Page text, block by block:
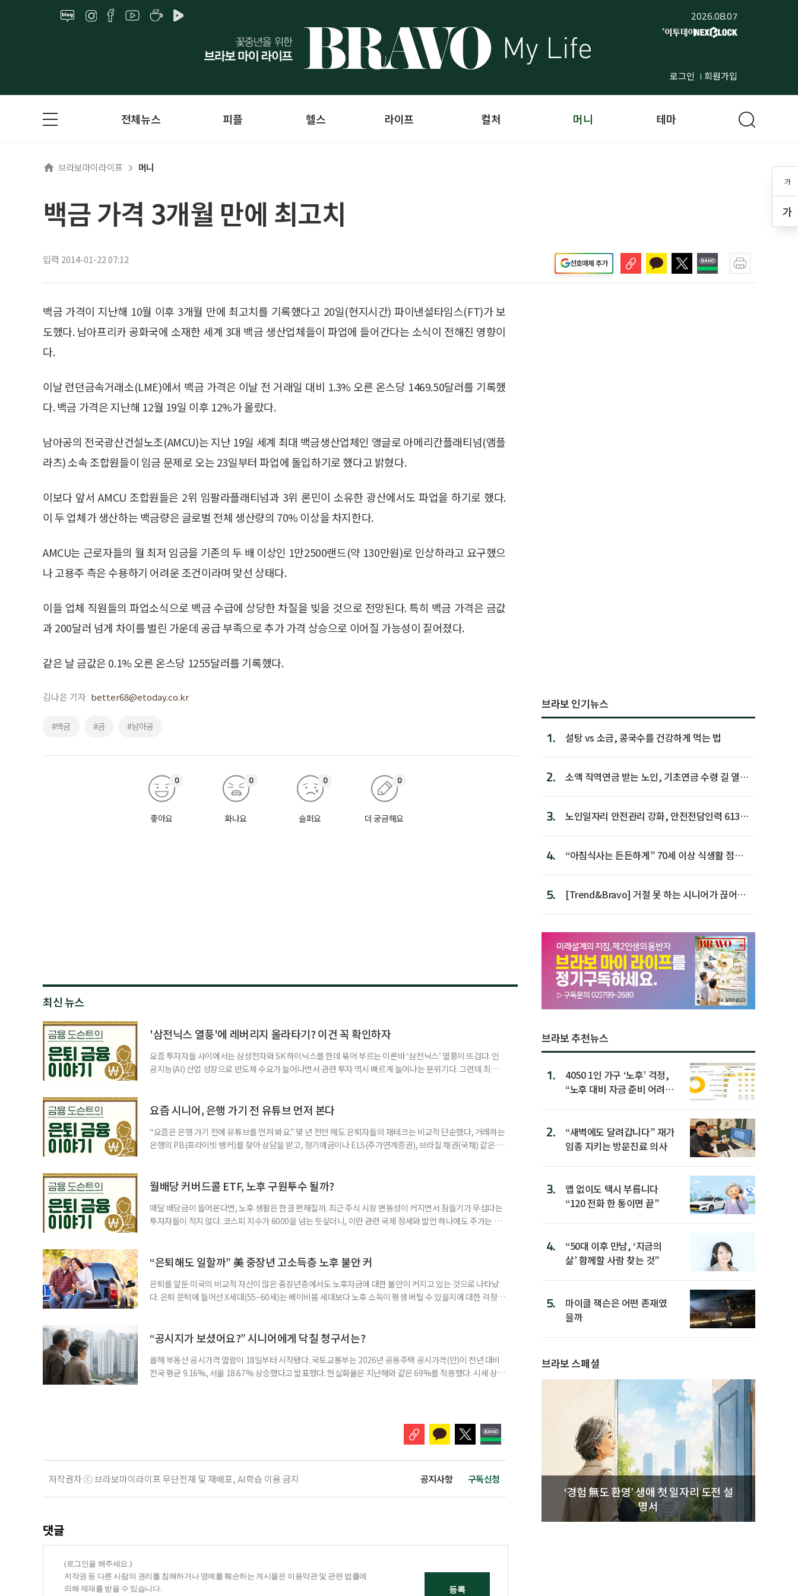
2026.08.07
로그인 회원가입
가
가
전체뉴스 피플 헬스 라이프 컬처 머니 테마
브라보마이라이프 머니
백금 가격 3개월 만에 최고치
입력 2014-01-22 07:12 선호매체 추가
백금 가격이 지난해 10월 이후 3개월 만에 최고치를 기록했다고 20일(현지시간) 파이낸셜타임스(FT)가 보
도했다. 남아프리카 공화국에 소재한 세계 3대 백금 생산업체들이 파업에 들어간다는 소식이 전해진 영향이
다.
이날 런던금속거래소(LME)에서 백금 가격은 이날 전 거래일 대비 1.3% 오른 온스당 1469.50달러를 기록했
다. 백금 가격은 지난해 12월 19일 이후 12%가 올랐다.
남아공의 전국광산건설노조(AMCU)는 지난 19일 세계 최대 백금생산업체인 앵글로 아메리칸플래티넘(앰플
라츠) 소속 조합원들이 임금 문제로 오는 23일부터 파업에 돌입하기로 했다고 밝혔다.
이보다 앞서 AMCU 조합원들은 2위 임팔라플래티넘과 3위 론민이 소유한 광산에서도 파업을 하기로 했다.
이 두 업체가 생산하는 백금량은 글로벌 전체 생산량의 70% 이상을 차지한다.
AMCU는 근로자들의 월 최저 임금을 기존의 두 배 이상인 1만2500랜드(약 130만원)로 인상하라고 요구했으
나 고용주 측은 수용하기 어려운 조건이라며 맞선 상태다.
이들 업체 직원들의 파업소식으로 백금 수급에 상당한 차질을 빚을 것으로 전망된다. 특히 백금 가격은 금값
과 200달러 넘게 차이를 벌린 가운데 공급 부족으로 추가 가격 상승으로 이어질 가능성이 짙어졌다.
같은 날 금값은 0.1% 오른 온스당 1255달러를 기록했다.
김나은 기자 better68@etoday.co.kr
#백금 #금 #남아공
좋아요
0
화나요
0
슬퍼요
0
더 궁금해요
0
최신 뉴스
'삼전닉스 열풍'에 레버리지 올라타기? 이건 꼭 확인하자
요즘 투자자들 사이에서는 삼성전자와 SK 하이닉스를 한데 묶어 부르는 이른바 ‘삼전닉스’ 열풍이 뜨겁다. 인
공지능(AI) 산업 성장으로 반도체 수요가 늘어나면서 관련 투자 역시 빠르게 늘어나는 분위기다. 그런데 최근
투자자라면 반드시 알아야 할 핵심 위험 요소를 짚어본다. 수익도 2배, 손실도 2배… 레버리지의 두 얼
요즘 시니어, 은행 가기 전 유튜브 먼저 본다
“요즘은 은행 가기 전에 유튜브를 먼저 봐요.” 몇 년 전만 해도 은퇴자들의 재테크는 비교적 단순했다, 거래하는
은행의 PB(프라이빗 뱅커)를 찾아 상담을 받고, 정기예금이나 ELS(주가연계증권), 브라질 채권(국채) 같은 고
브에서 정보를 서울에 사는 60대 A 씨는 최근 IRP(개인형퇴직연금) 계좌를 직접 손보기 시작했
월배당 커버드콜 ETF, 노후 구원투수 될까?
매달 배당금이 들어온다면, 노후 생활은 한결 편해질까. 최근 주식 시장 변동성이 커지면서 잠들기가 무섭다는
투자자들이 적지 않다. 코스피 지수가 6000을 넘는 듯싶더니, 이란 관련 국제 정세와 발언 하나에도 주가는 오
에서도 월배당 커버드콜 ETF는 은퇴자와 은퇴를 앞둔 이들에게 ‘매달 들어오는 돈’이라는 점에서 다시 주목
“은퇴해도 일할까” 美 중장년 고소득층 노후 불안 커
은퇴를 앞둔 미국의 비교적 자산이 많은 중장년층에서도 노후자금에 대한 불안이 커지고 있는 것으로 나타났
다. 은퇴 문턱에 들어선 X세대(55~60세)는 베이비붐 세대보다 노후 소득이 평생 버틸 수 있을지에 대한 걱정이
고 있다는 뜻으로 읽힌다. 지난 1일 미국의 은퇴보장 전문 보험·금융회사 글로벌애틀랜틱이 발표한 ‘
“공시지가 보셨어요?” 시니어에게 닥칠 청구서는?
올해 부동산 공시가격 열람이 18일부터 시작됐다. 국토교통부는 2026년 공동주택 공시가격(안)이 전년 대비
전국 평균 9.16%, 서울 18.67% 상승했다고 발표했다. 현실화율은 지난해와 같은 69%를 적용했다. 시세 상승
저작권자 ⓒ 브라보마이라이프 무단전재 및 재배포, AI학습 이용 금지 공지사항 구독신청
댓글
브라보 인기뉴스
1. 설탕 vs 소금, 콩국수를 건강하게 먹는 법
2.
소액 직역연금 받는 노인, 기초연금 수령 길 열린
3.
노인일자리 안전관리 강화, 안전전담인력 613명
4.
“아침식사는 든든하게” 70세 이상 식생활 점수
5.
[Trend&Bravo] 거절 못 하는 시니어가 끊어야
브라보 추천뉴스
1.
4050 1인 가구 ‘노후’ 걱정,
“노후 대비 자금 준비 어려
2.
“새벽에도 달려갑니다” 재가
임종 지키는 방문진료 의사
3.
앱 없이도 택시 부릅니다
“120 전화 한 통이면 끝”
4.
“50대 이후 만남, ‘지금의
삶’ 함께할 사람 찾는 것”
5.
마이클 잭슨은 어떤 존재였
을까
브라보 스페셜
‘경험 無도 환영’ 생애 첫 일자리 도전 설
명서